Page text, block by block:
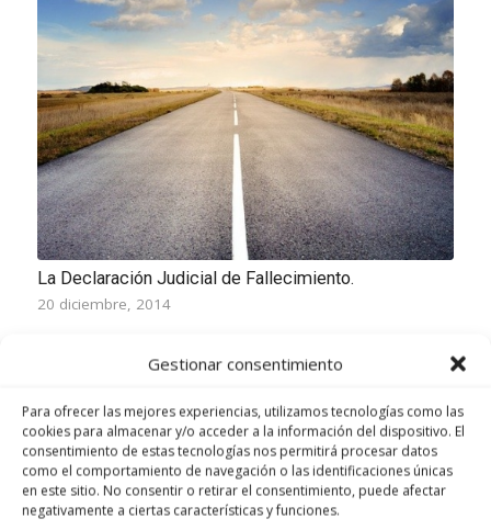
Gestionar consentimiento
Para ofrecer las mejores experiencias, utilizamos tecnologías como las
cookies para almacenar y/o acceder a la información del dispositivo. El
consentimiento de estas tecnologías nos permitirá procesar datos
como el comportamiento de navegación o las identificaciones únicas
en este sitio. No consentir o retirar el consentimiento, puede afectar
negativamente a ciertas características y funciones.
La Declaración Judicial de Fallecimiento.
20 diciembre, 2014